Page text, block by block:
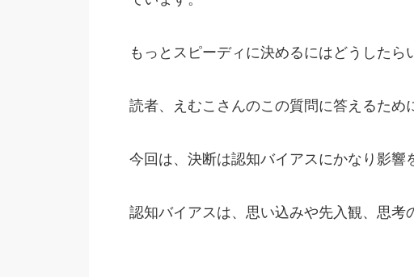
もっとスピーディに決めるにはどうしたら
読者、えむこさんのこの質問に答えるため
今回は、決断は認知バイアスにかなり影響
認知バイアスは、思い込みや先入観、思考